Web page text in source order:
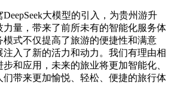
大模型的引入，为贵州游升
量，带来了前所未有的智能化服务体
式不仅提高了旅游的便捷性和满意
注入了新的活力和动力。我们有理由相
和应用，未来的旅业将更加智能化、
带来更加愉悦、轻松、便捷的旅行体